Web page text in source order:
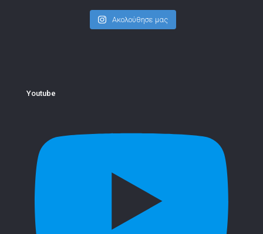
Ακολούθησε μας
Youtube